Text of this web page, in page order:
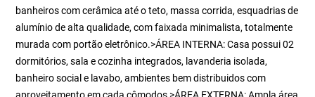
banheiros com cerâmica até o teto, massa corrida, esquadrias de
alumínio de alta qualidade, com faixada minimalista, totalmente
murada com portão eletrônico.>ÁREA INTERNA: Casa possui 02
dormitórios, sala e cozinha integrados, lavanderia isolada,
banheiro social e lavabo, ambientes bem distribuidos com